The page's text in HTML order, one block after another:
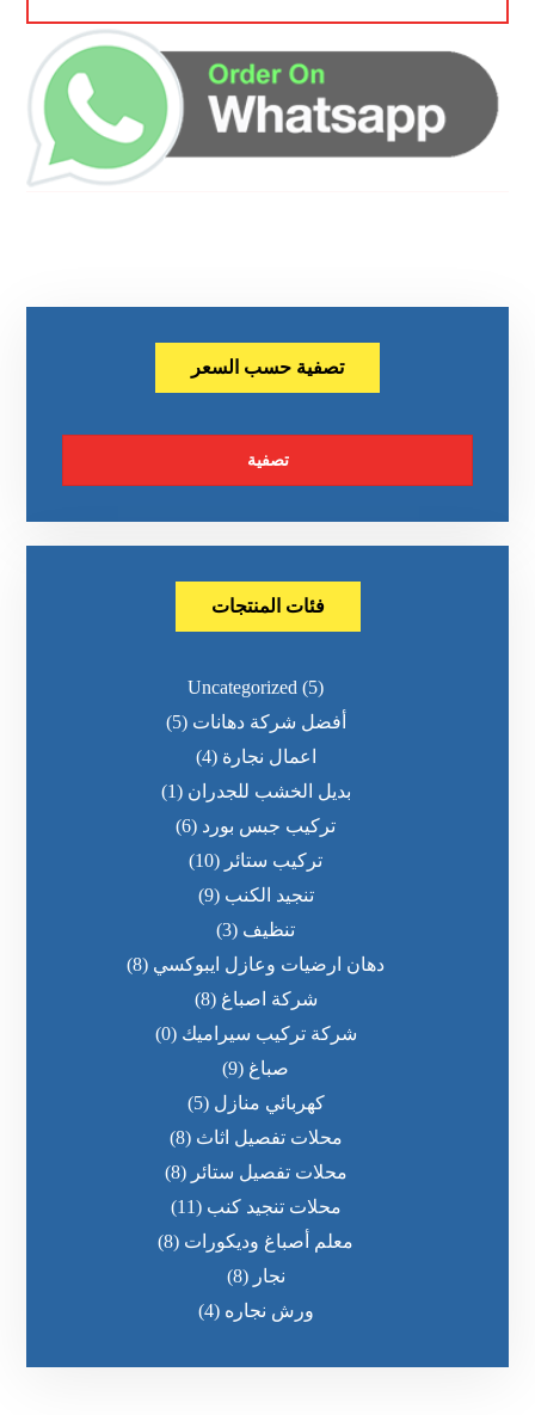
تصفية حسب السعر
تصفية
فئات المنتجات
Uncategorized (5)
أفضل شركة دهانات (5)
اعمال نجارة (4)
بديل الخشب للجدران (1)
تركيب جبس بورد (6)
تركيب ستائر (10)
تنجيد الكنب (9)
تنظيف (3)
دهان ارضيات وعازل ايبوكسي (8)
شركة اصباغ (8)
شركة تركيب سيراميك (0)
صباغ (9)
كهربائي منازل (5)
محلات تفصيل اثاث (8)
محلات تفصيل ستائر (8)
محلات تنجيد كنب (11)
معلم أصباغ وديكورات (8)
نجار (8)
ورش نجاره (4)